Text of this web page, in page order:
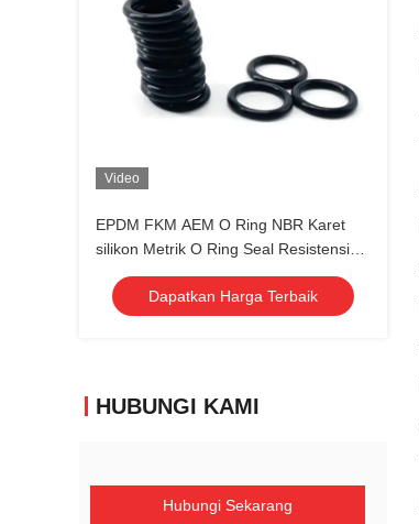
Video
EPDM FKM AEM O Ring NBR Karet
silikon Metrik O Ring Seal Resistensi
kimia
Dapatkan Harga Terbaik
HUBUNGI KAMI
Hubungi Sekarang